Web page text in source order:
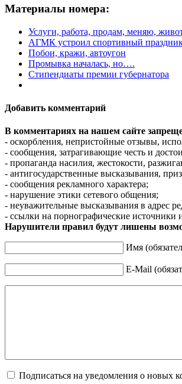
Материалы номера:
Услуги, работа, продам, меняю,
АГМК устроил спортивный
Побои, кражи, автоугон
Промывка началась, но….
Стипендиаты премии губернатора
Добавить комментарий
В комментариях на нашем сайте
- оскорбления, непристойные отзывы,
- сообщения, затрагивающие честь и
- пропаганда насилия, жестокости,
- антигосударственные высказывания,
- сообщения рекламного характера;
- нарушение этики сетевого общения;
- неуважительные высказывания в адрес
- ссылки на порнографические источники
Нарушители правил будут лишены
Имя
E-Mail
Подписаться на уведомления о новых